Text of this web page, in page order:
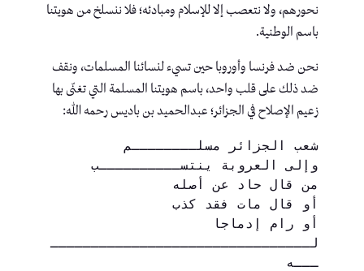
نحورهم، ولا نتعصب إلا للإسلام ومبادئه؛ فلا ننسلخ من هويتنا
باسم الوطنية.
نحن ضد فرنسا وأوروبا حين تسيء لنسائنا المسلمات، ونقف
ضد ذلك على قلب واحد، باسم هويتنا المسلمة التي تغنّى بها
زعيم الإصلاح في الجزائر؛ عبدالحميد بن باديس رحمه الله:
شعب الجزائر مسلــــــــم
وإلى العروبة ينتســــــــــب
من قال حاد عن أصله
أو قال مات فقد كذب
لــــــــــــــــــــــــــــــــ
ـــه